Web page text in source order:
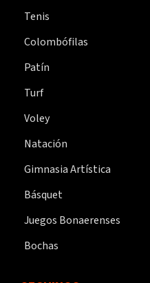
Tenis
Colombófilas
Patín
Turf
Voley
Natación
Gimnasia Artística
Básquet
Juegos Bonaerenses
Bochas